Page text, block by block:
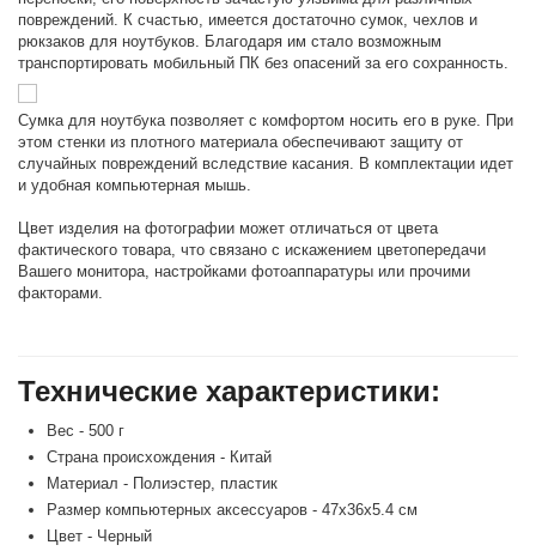
повреждений. К счастью, имеется достаточно сумок, чехлов и
рюкзаков для ноутбуков. Благодаря им стало возможным
транспортировать мобильный ПК без опасений за его сохранность.
Сумка для ноутбука позволяет с комфортом носить его в руке. При
этом стенки из плотного материала обеспечивают защиту от
случайных повреждений вследствие касания. В комплектации идет
и удобная компьютерная мышь.
Цвет изделия на фотографии может отличаться от цвета
фактического товара, что связано с искажением цветопередачи
Вашего монитора, настройками фотоаппаратуры или прочими
факторами.
Технические характеристики:
Вес - 500 г
Страна происхождения - Китай
Материал - Полиэстер, пластик
Размер компьютерных аксессуаров - 47х36х5.4 см
Цвет - Черный